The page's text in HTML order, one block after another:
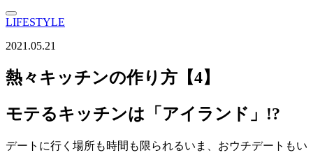
LIFESTYLE
2021.05.21
熱々キッチンの作り方【4】
モテるキッチンは「アイランド」!?
デートに行く場所も時間も限られるいま、おウチデートもい